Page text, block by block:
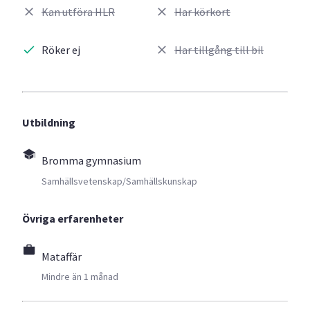
Kan utföra HLR
Röker ej
Har körkort
Har tillgång till bil
Utbildning
Bromma gymnasium
Samhällsvetenskap/Samhällskunskap
Övriga erfarenheter
Mataffär
Mindre än 1 månad